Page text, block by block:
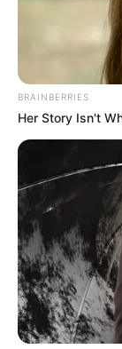
BRAINBERRIES
Her Story Isn't